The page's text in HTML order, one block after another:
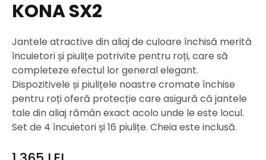
KONA SX2
Jantele atractive din aliaj de culoare închisă merită
încuietori și piulițe potrivite pentru roți, care să
completeze efectul lor general elegant.
Dispozitivele și piulițele noastre cromate închise
pentru roți oferă protecție care asigură că jantele
tale din aliaj rămân exact acolo unde le este locul.
Set de 4 încuietori și 16 piulițe. Cheia este inclusă.